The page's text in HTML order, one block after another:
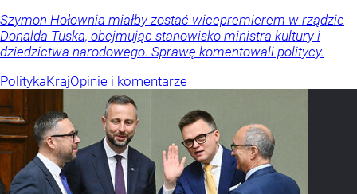
Szymon Hołownia miałby zostać wicepremierem w rządzie
Donalda Tuska, obejmując stanowisko ministra kultury i
dziedzictwa narodowego. Sprawę komentowali politycy.
PolitykaKrajOpinie i komentarze